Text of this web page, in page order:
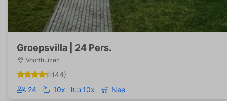
Groepsvilla | 24 Pers.
Voorthuizen
(44)
24
10x 10x Nee